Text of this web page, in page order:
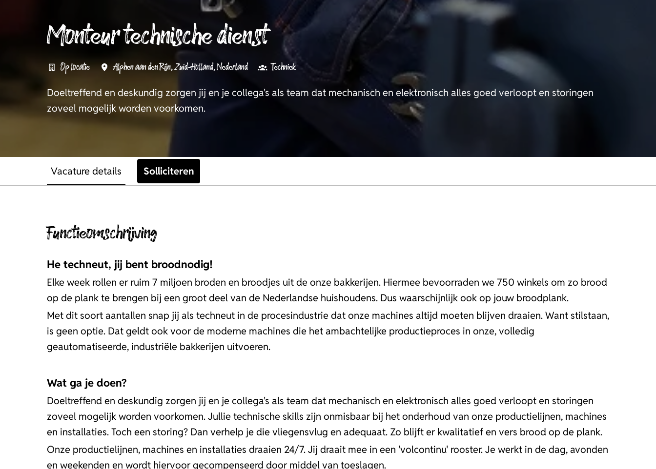
Monteur technische dienst
Op locatie Alphen aan den Rijn,Zuid-Holland,Nederland Techniek
Doeltreffend en deskundig zorgen jij en je collega's als team dat mechanisch en elektronisch alles goed verloopt en storingen
zoveel mogelijk worden voorkomen.
Vacature details Solliciteren
Functieomschrijving
He techneut, jij bent broodnodig!
Elke week rollen er ruim 7 miljoen broden en broodjes uit de onze bakkerijen. Hiermee bevoorraden we 750 winkels om zo brood
op de plank te brengen bij een groot deel van de Nederlandse huishoudens. Dus waarschijnlijk ook op jouw broodplank.
Met dit soort aantallen snap jij als techneut in de procesindustrie dat onze machines altijd moeten blijven draaien. Want stilstaan,
is geen optie. Dat geldt ook voor de moderne machines die het ambachtelijke productieproces in onze, volledig
geautomatiseerde, industriële bakkerijen uitvoeren.
Wat ga je doen?
Doeltreffend en deskundig zorgen jij en je collega's als team dat mechanisch en elektronisch alles goed verloopt en storingen
zoveel mogelijk worden voorkomen. Jullie technische skills zijn onmisbaar bij het onderhoud van onze productielijnen, machines
en installaties. Toch een storing? Dan verhelp je die vliegensvlug en adequaat. Zo blijft er kwalitatief en vers brood op de plank.
Onze productielijnen, machines en installaties draaien 24/7. Jij draait mee in een 'volcontinu' rooster. Je werkt in de dag, avonden
en weekenden en wordt hiervoor gecompenseerd door middel van toeslagen.